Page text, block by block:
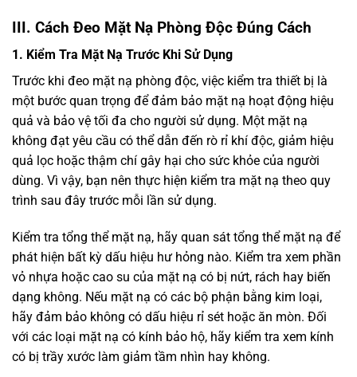
III. Cách Đeo Mặt Nạ Phòng Độc Đúng Cách
1. Kiểm Tra Mặt Nạ Trước Khi Sử Dụng
Trước khi đeo mặt nạ phòng độc, việc kiểm tra thiết bị là
một bước quan trọng để đảm bảo mặt nạ hoạt động hiệu
quả và bảo vệ tối đa cho người sử dụng. Một mặt nạ
không đạt yêu cầu có thể dẫn đến rò rỉ khí độc, giảm hiệu
quả lọc hoặc thậm chí gây hại cho sức khỏe của người
dùng. Vì vậy, bạn nên thực hiện kiểm tra mặt nạ theo quy
trình sau đây trước mỗi lần sử dụng.
Kiểm tra tổng thể mặt nạ, hãy quan sát tổng thể mặt nạ để
phát hiện bất kỳ dấu hiệu hư hỏng nào. Kiểm tra xem phần
vỏ nhựa hoặc cao su của mặt nạ có bị nứt, rách hay biến
dạng không. Nếu mặt nạ có các bộ phận bằng kim loại,
hãy đảm bảo không có dấu hiệu rỉ sét hoặc ăn mòn. Đối
với các loại mặt nạ có kính bảo hộ, hãy kiểm tra xem kính
có bị trầy xước làm giảm tầm nhìn hay không.